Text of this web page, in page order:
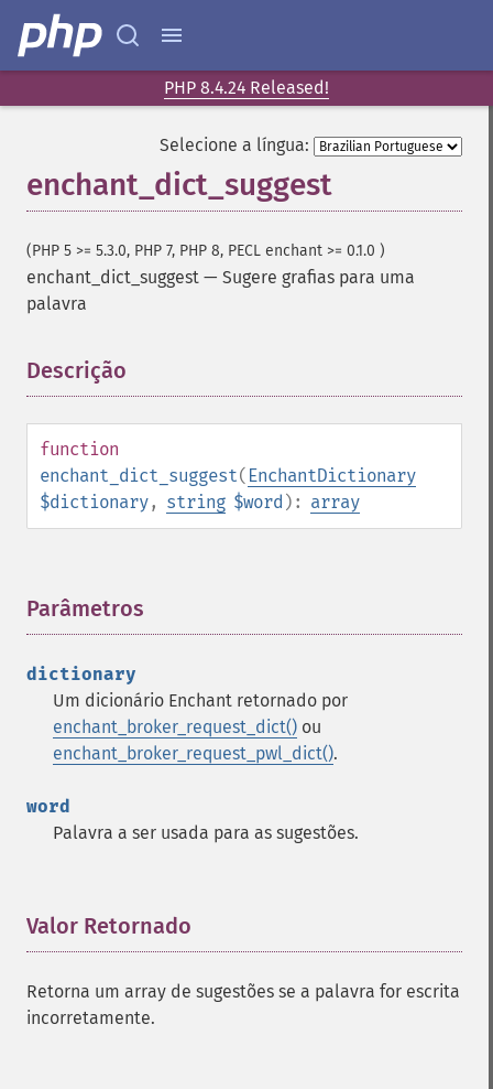
PHP 8.4.24 Released!
Selecione a língua:
enchant_dict_suggest
(PHP 5 >= 5.3.0, PHP 7, PHP 8, PECL enchant >= 0.1.0 )
enchant_dict_suggest — Sugere grafias para uma
palavra
Descrição
function
enchant_dict_suggest( EnchantDictionary
$dictionary, string $word ): array
Parâmetros
dictionary
Um dicionário Enchant retornado por
enchant_broker_request_dict() ou
enchant_broker_request_pwl_dict().
word
Palavra a ser usada para as sugestões.
Valor Retornado
Retorna um array de sugestões se a palavra for escrita
incorretamente.